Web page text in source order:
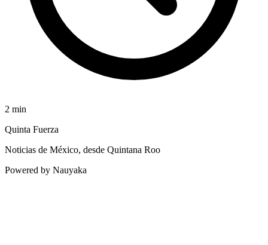
2 min
Quinta Fuerza
Noticias de México, desde Quintana Roo
Powered by Nauyaka